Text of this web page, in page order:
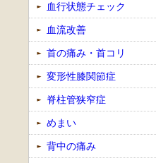
血行状態チェック
血流改善
首の痛み・首コリ
変形性膝関節症
脊柱管狭窄症
めまい
背中の痛み